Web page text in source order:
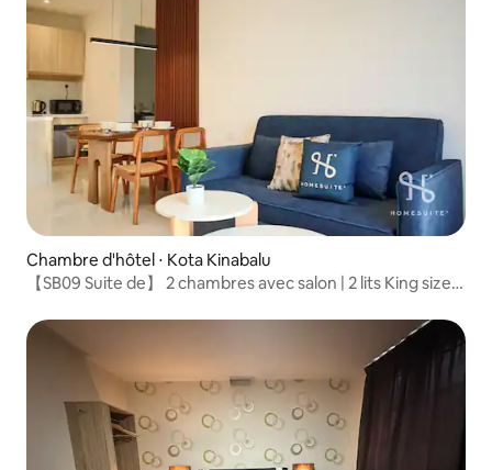
Chambre d'hôtel ⋅ Kota Kinabalu
【SB09 Suite de】 2 chambres avec salon | 2 lits King size |